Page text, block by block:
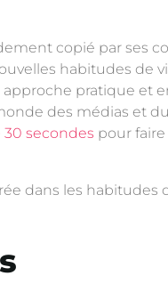
copié par ses
habitudes de
approche pratique et
des médias et
secondes pour
dans les habitudes